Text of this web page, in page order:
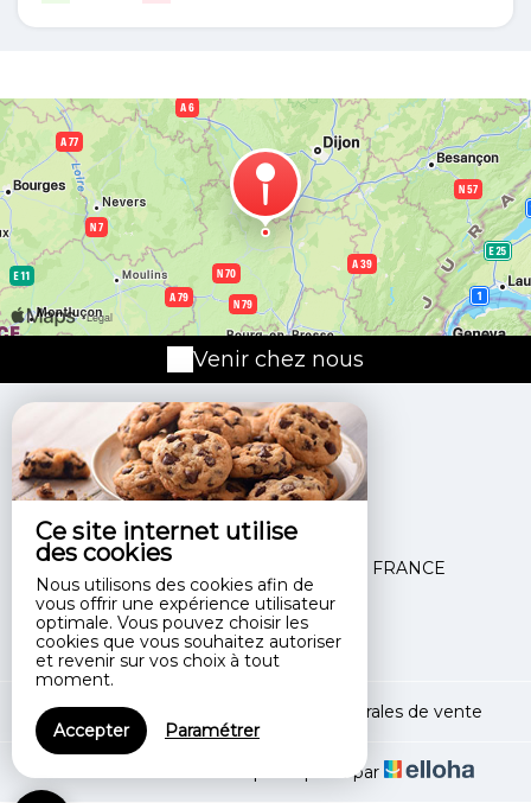
Ce site internet utilise
des cookies
Nous utilisons des cookies afin de
vous offrir une expérience utilisateur
optimale. Vous pouvez choisir les
cookies que vous souhaitez autoriser
et revenir sur vos choix à tout
moment.
Accepter Paramétrer
Venir chez nous
8 Route De Morey,
71510 ST BERAIN SUR DHEUNE - FRANCE
+33 3 85 45 64 48
Contacter par email
Mentions légales Conditions générales de vente
Propulsé par